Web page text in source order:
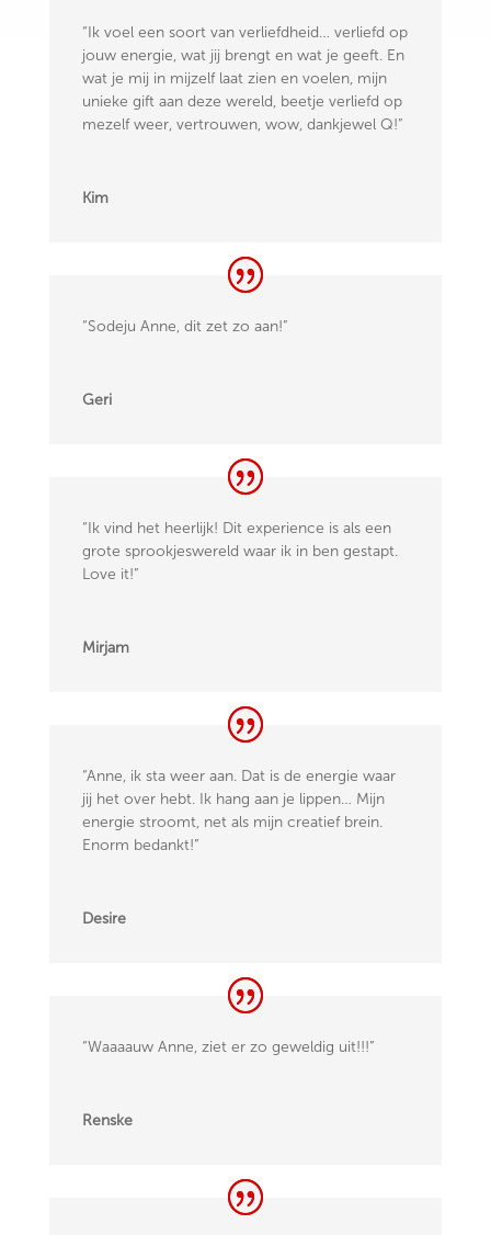
“Ik voel een soort van verliefdheid… verliefd op
jouw energie, wat jij brengt en wat je geeft. En
wat je mij in mijzelf laat zien en voelen, mijn
unieke gift aan deze wereld, beetje verliefd op
mezelf weer, vertrouwen, wow, dankjewel Q!”
Kim
“Sodeju Anne, dit zet zo aan!”
Geri
“Ik vind het heerlijk! Dit experience is als een
grote sprookjeswereld waar ik in ben gestapt.
Love it!”
Mirjam
“Anne, ik sta weer aan. Dat is de energie waar
jij het over hebt. Ik hang aan je lippen… Mijn
energie stroomt, net als mijn creatief brein.
Enorm bedankt!”
Desire
“Waaaauw Anne, ziet er zo geweldig uit!!!”
Renske